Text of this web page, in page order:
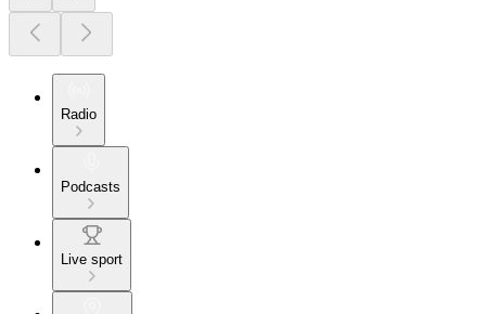
Radio
Podcasts
Live sport